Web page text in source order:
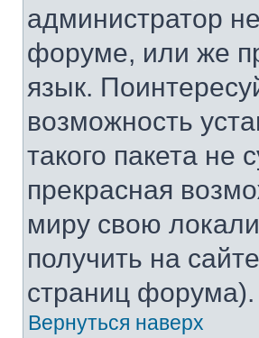
администратор
форуме, или же
язык.
возможность
такого пакета не
прекрасная
миру свою
получить на
страниц форума).
Вернуться наверх